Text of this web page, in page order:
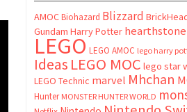
AMOC Biohazard Blizzard
Gundam Harry Potter hearthstone
LEGO LEGO AMOC lego harry
Ideas LEGO MOC lego star
LEGO Technic marvel Mhchan
Hunter MONSTER HUNTER WORLD